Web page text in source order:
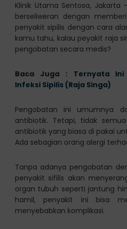
Klinik Utama Sentosa, Jakarta
berseliweran dengan
penyakit sipilis dengan cara
kamu tahu, kalau peyakit raja
pengobatan secara medis?
Baca Juga : Ternyata Ini
Infeksi Sipilis (Raja Singa)
Pengobatan ini umumnya
antibiotik. Tetapi, tidak
antibiotik yang biasa di pakai
Ada sebagian orang alergi
Tanpa adanya pengobatan
penyakit sifilis akan
organ tubuh seperti jantung
hamil, penyakit ini bisa
menyebabkan komplikasi.